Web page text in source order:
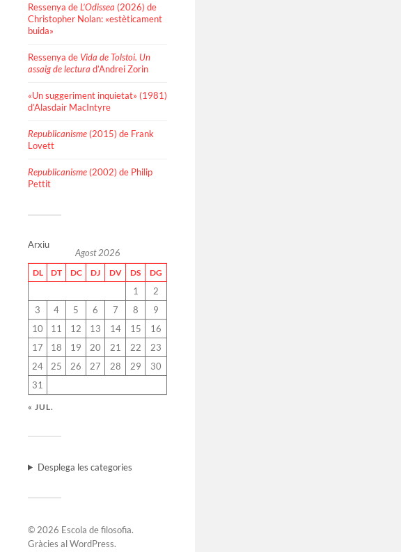
Ressenya deL’Odissea (2026) de
Christopher Nolan: «estèticament
buida»
Ressenya de Vida de Tolstoi. Un
assaig de lectura d’Andrei Zorin
«Un suggeriment inquietat» (1981)
d’Alasdair MacIntyre
Republicanisme (2015) de Frank
Lovett
Republicanisme (2002) de Philip
Pettit
Arxiu
Agost 2026
DL DT DC DJ DV DS DG
1
2
3
4 5 6 7 8
9
10
11 12 13 14 15
16
17
18 19 20 21 22
23
24
25 26 27 28 29
30
31
« JUL.
Desplega les categories
© 2026 Escola de filosofia.
Gràcies alWordPress.